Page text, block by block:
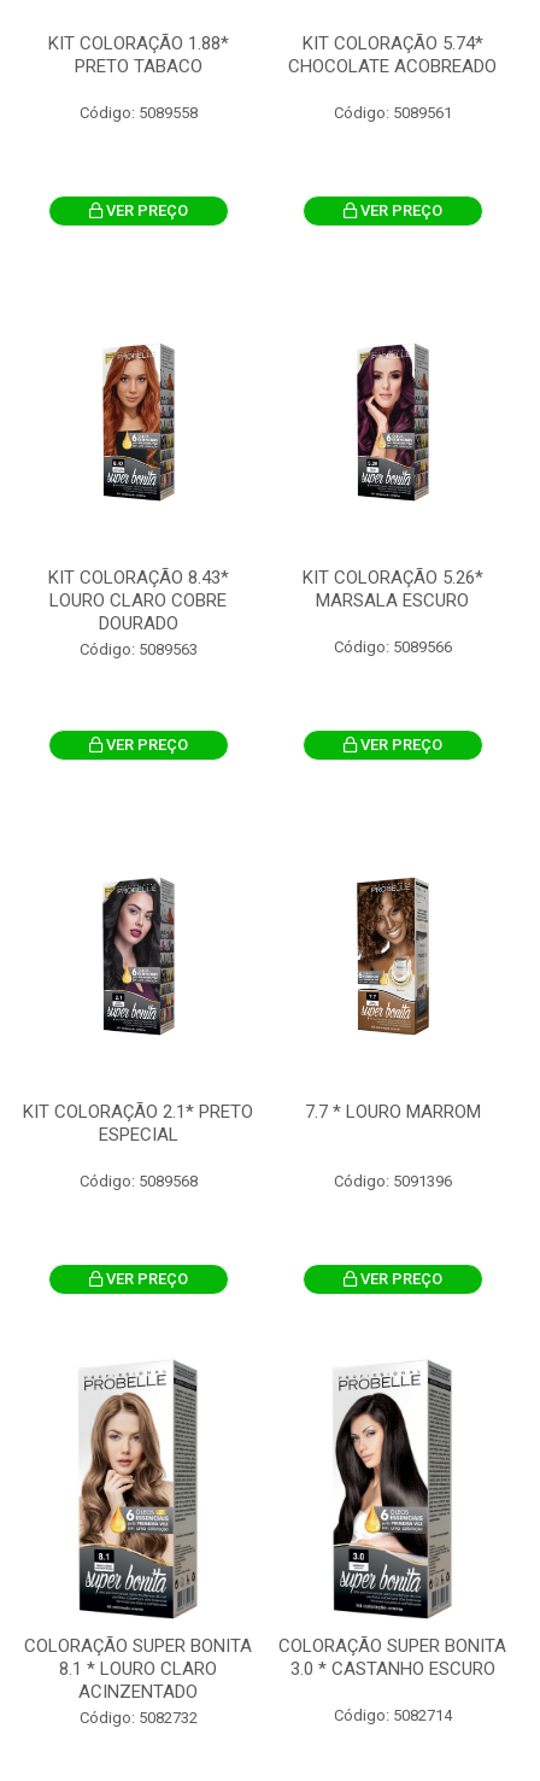
KIT COLORAÇÃO 1.88*
PRETO TABACO
Código: 5089558
VER PREÇO
KIT COLORAÇÃO 5.74*
CHOCOLATE ACOBREADO
Código: 5089561
VER PREÇO
KIT COLORAÇÃO 8.43*
LOURO CLARO COBRE
DOURADO
Código: 5089563
VER PREÇO
KIT COLORAÇÃO 5.26*
MARSALA ESCURO
Código: 5089566
VER PREÇO
KIT COLORAÇÃO 2.1* PRETO
ESPECIAL
Código: 5089568
VER PREÇO
7.7 * LOURO MARROM
Código: 5091396
VER PREÇO
COLORAÇÃO SUPER BONITA
8.1 * LOURO CLARO
ACINZENTADO
Código: 5082732
COLORAÇÃO SUPER BONITA
3.0 * CASTANHO ESCURO
Código: 5082714